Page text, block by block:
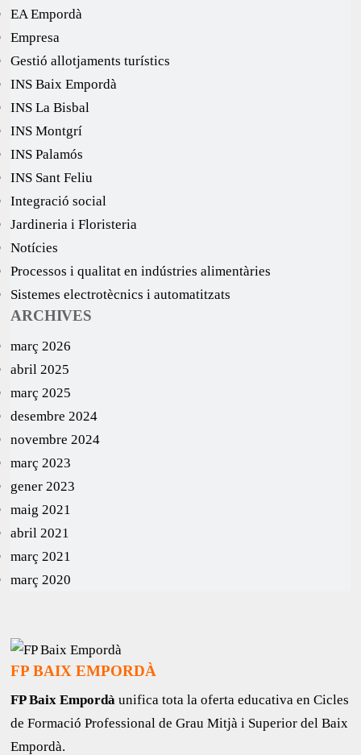
EA Empordà
Empresa
Gestió allotjaments turístics
INS Baix Empordà
INS La Bisbal
INS Montgrí
INS Palamós
INS Sant Feliu
Integració social
Jardineria i Floristeria
Notícies
Processos i qualitat en indústries alimentàries
Sistemes electrotècnics i automatitzats
ARCHIVES
març 2026
abril 2025
març 2025
desembre 2024
novembre 2024
març 2023
gener 2023
maig 2021
abril 2021
març 2021
març 2020
FP BAIX EMPORDÀ
FP Baix Empordàunifica tota la oferta educativa en Cicles
de Formació Professional de Grau Mitjà i Superior del Baix
Empordà.